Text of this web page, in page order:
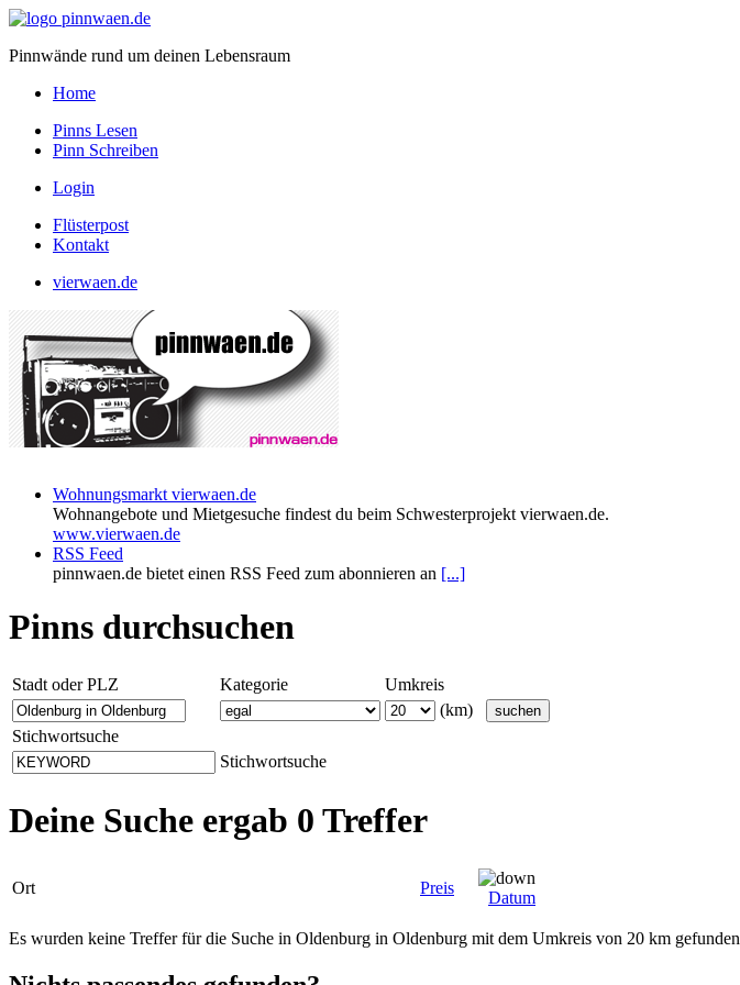
Pinnwände rund um deinen Lebensraum
Home
Pinns Lesen
Pinn Schreiben
Login
Flüsterpost
Kontakt
vierwaen.de
Wohnungsmarkt vierwaen.de
Wohnangebote und Mietgesuche findest du beim Schwesterprojekt vierwaen.de.
www.vierwaen.de
RSS Feed
pinnwaen.de bietet einen RSS Feed zum abonnieren an [...]
Pinns durchsuchen
Stadt oder PLZ Kategorie
Umkreis
(km)
Stichwortsuche
Stichwortsuche
Deine Suche ergab 0 Treffer
Ort Preis
Datum
Es wurden keine Treffer für die Suche in Oldenburg in Oldenburg mit dem Umkreis von 20 km gefunden